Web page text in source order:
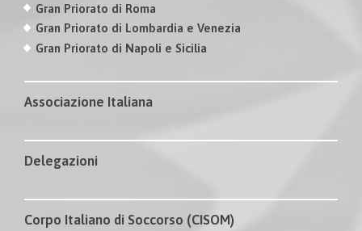
Gran Priorato di Roma
Gran Priorato di Lombardia e Venezia
Gran Priorato di Napoli e Sicilia
Associazione Italiana
Delegazioni
Corpo Italiano di Soccorso (CISOM)